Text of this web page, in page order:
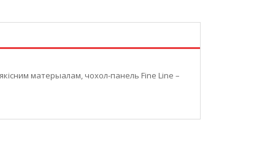
матерыалам, чохол-панель Fine Line –